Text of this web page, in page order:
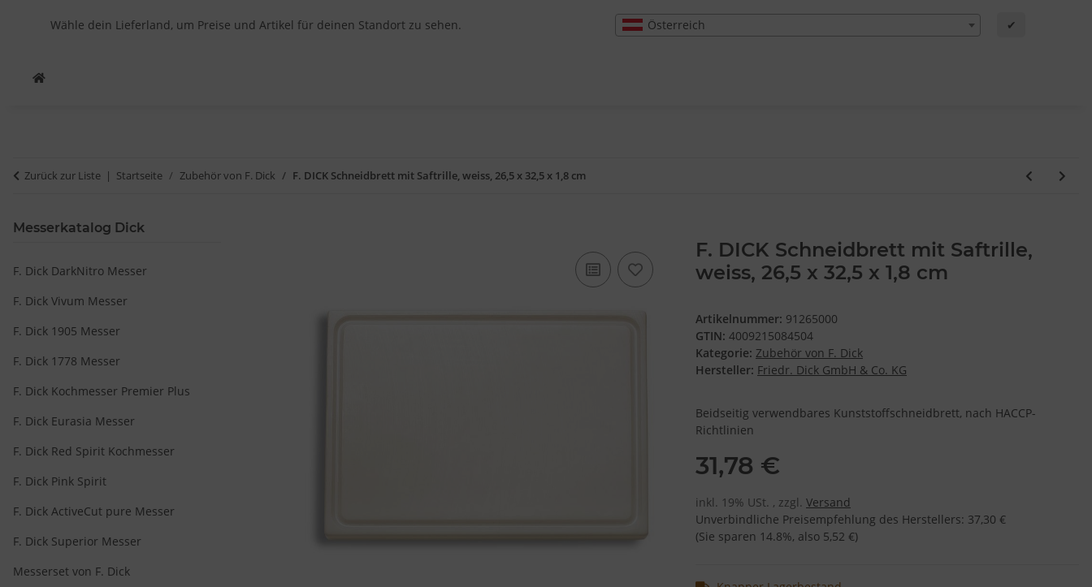
Wähle dein Lieferland, um Preise und Artikel für deinen Standort zu sehen. Österreich ✔
Zurück zur Liste Startseite Zubehör von F. Dick F. DICK Schneidbrett mit Saftrille, weiss, 26,5 x 32,5 x 1,8 cm
F. DICK Schneidbrett mit Saftrille,
weiss, 26,5 x 32,5 x 1,8 cm
Artikelnummer: 91265000
GTIN: 4009215084504
Kategorie: Zubehör von F. Dick
Hersteller: Friedr. Dick GmbH & Co. KG
Beidseitig verwendbares Kunststoffschneidbrett, nach HACCP-
Richtlinien
31,78 €
inkl. 19% USt. , zzgl. Versand
Unverbindliche Preisempfehlung des Herstellers: 37,30 €
(Sie sparen 14.8%, also 5,52 €)
Messerkatalog Dick
F. Dick DarkNitro Messer
F. Dick Vivum Messer
F. Dick 1905 Messer
F. Dick 1778 Messer
F. Dick Kochmesser Premier Plus
F. Dick Eurasia Messer
F. Dick Red Spirit Kochmesser
F. Dick Pink Spirit
F. Dick ActiveCut pure Messer
F. Dick Superior Messer
Messerset von F. Dick